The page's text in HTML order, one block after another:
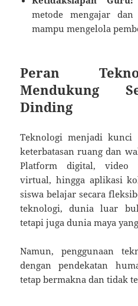
metode mengajar
mampu mengelola
Peran
Mendukung
Dinding
Teknologi menjadi kunci
keterbatasan ruang dan
Platform digital, video
virtual, hingga aplikasi
siswa belajar secara
teknologi, dunia luar
tetapi juga dunia maya
Namun, penggunaan
dengan pendekatan
tetap bermakna dan tidak